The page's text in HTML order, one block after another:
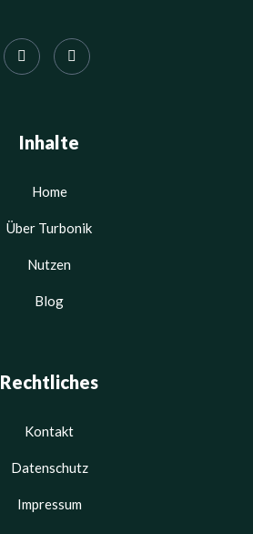
Inhalte
Home
Über Turbonik
Nutzen
Blog
Rechtliches
Kontakt
Datenschutz
Impressum